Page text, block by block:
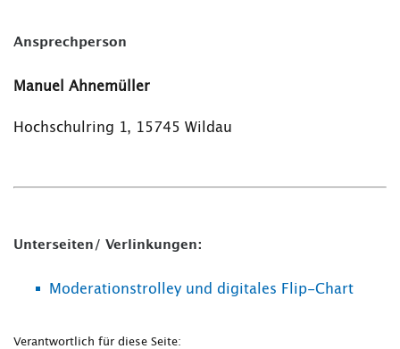
Ansprechperson
Manuel Ahnemüller
Hochschulring 1, 15745 Wildau
Unterseiten/ Verlinkungen:
Moderationstrolley und digitales Flip-Chart
Verantwortlich für diese Seite: